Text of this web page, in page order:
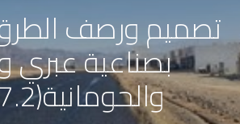
تصميم ورصف الطرق
بصناعية عبري
والحومانية(7.2كم)